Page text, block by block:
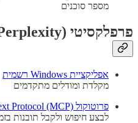
מספר סוכנים
פרפלקסיטי (Perplexity) מרחיבה שירותים
אפליקציית Windows רשמית
מקלדת ומודלים מתקדמים
פרוטוקול Model Context Protocol (MCP)
לבצע חיפוש ולקבל תובנות